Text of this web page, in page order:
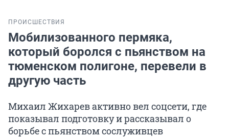
ПРОИСШЕСТВИЯ
Мобилизованного пермяка,
который боролся с пьянством на
тюменском полигоне, перевели в
другую часть
Михаил Жихарев активно вел соцсети, где
показывал подготовку и рассказывал о
борьбе с пьянством сослуживцев